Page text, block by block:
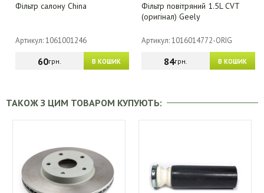
Фільтр салону China
Артикул: 1061001246
В КОШИК
60грн.
Фільтр повітряний 1.5L CVT
(оригінал) Geely
Артикул: 1016014772-ORIG
В КОШИК
84грн.
ТАКОЖ З ЦИМ ТОВАРОМ КУПУЮТЬ: